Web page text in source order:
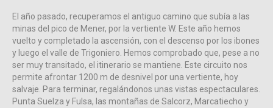
El año pasado, recuperamos el antiguo camino que subía a las
minas del pico de Mener, por la vertiente W. Este año hemos
vuelto y completado la ascensión, con el descenso por los ibones
y luego el valle de Trigoniero. Hemos comprobado que, pese a no
ser muy transitado, el itinerario se mantiene. Este circuito nos
permite afrontar 1200 m de desnivel por una vertiente, hoy
salvaje. Para terminar, regalándonos unas vistas espectaculares.
Punta Suelza y Fulsa, las montañas de Salcorz, Marcatiecho y